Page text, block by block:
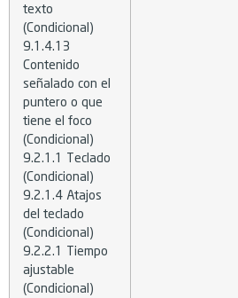
texto
(Condicional)
9.1.4.13
Contenido
señalado con el
puntero o que
tiene el foco
(Condicional)
9.2.1.1 Teclado
(Condicional)
9.2.1.4 Atajos
del teclado
(Condicional)
9.2.2.1 Tiempo
ajustable
(Condicional)